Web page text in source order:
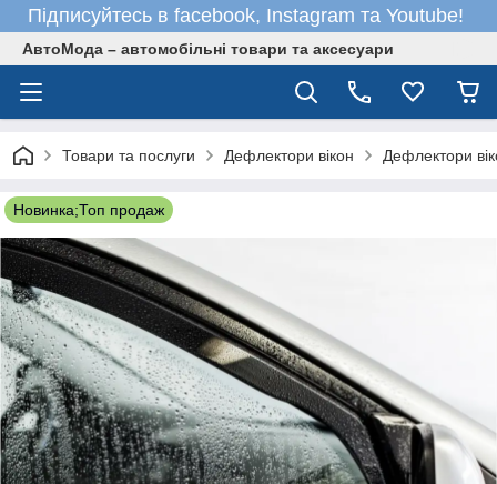
Підписуйтесь в facebook, Instagram та Youtube!
АвтоМода – автомобільні товари та аксесуари
Товари та послуги Дефлектори вікон Дефлектори
Новинка;Топ продаж